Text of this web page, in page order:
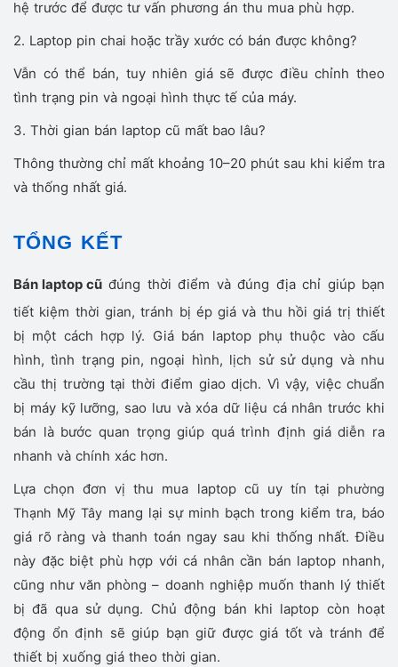
hệ trước để được tư vấn phương án thu mua phù hợp.
2. Laptop pin chai hoặc trầy xước có bán được không?
Vẫn có thể bán, tuy nhiên giá sẽ được điều chỉnh theo
tình trạng pin và ngoại hình thực tế của máy.
3. Thời gian bán laptop cũ mất bao lâu?
Thông thường chỉ mất khoảng 10–20 phút sau khi kiểm tra
và thống nhất giá.
TỔNG KẾT
Bán laptop cũ đúng thời điểm và đúng địa chỉ giúp bạn
tiết kiệm thời gian, tránh bị ép giá và thu hồi giá trị thiết
bị một cách hợp lý. Giá bán laptop phụ thuộc vào cấu
hình, tình trạng pin, ngoại hình, lịch sử sử dụng và nhu
cầu thị trường tại thời điểm giao dịch. Vì vậy, việc chuẩn
bị máy kỹ lưỡng, sao lưu và xóa dữ liệu cá nhân trước khi
bán là bước quan trọng giúp quá trình định giá diễn ra
nhanh và chính xác hơn.
Lựa chọn đơn vị thu mua laptop cũ uy tín tại
phường
Thạnh Mỹ Tây mang lại sự minh bạch trong kiểm tra, báo
giá rõ ràng và thanh toán ngay sau khi thống nhất. Điều
này đặc biệt phù hợp với cá nhân cần bán laptop nhanh,
cũng như văn phòng – doanh nghiệp muốn thanh lý thiết
bị đã qua sử dụng. Chủ động bán khi laptop còn hoạt
động ổn định sẽ giúp bạn giữ được giá tốt và tránh để
thiết bị xuống giá theo thời gian.